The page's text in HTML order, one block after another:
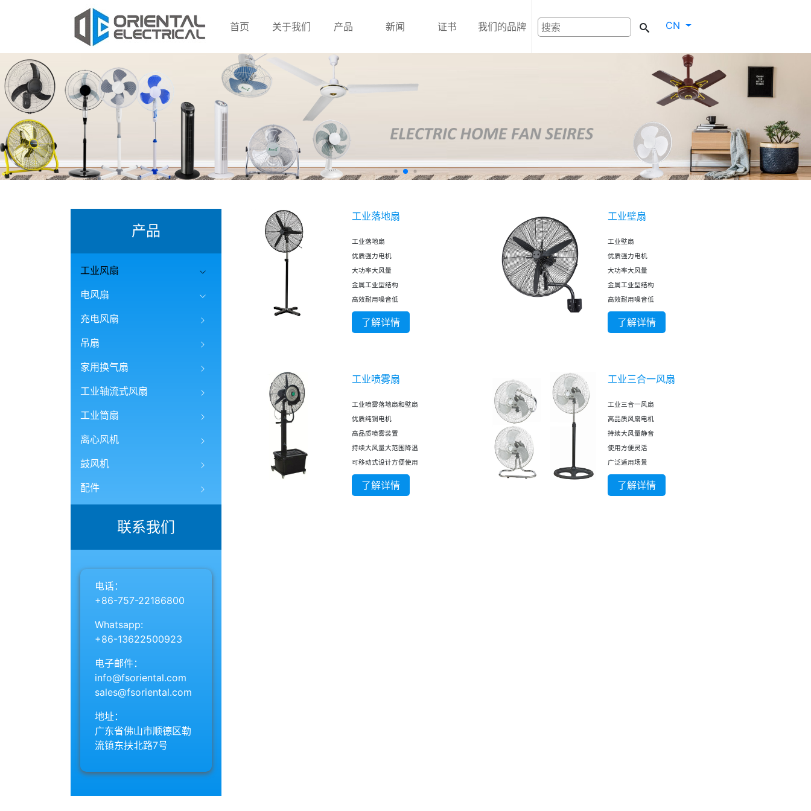
首页 关于我们 产品 新闻 证书 我们的品牌 CN
产品
工业风扇
电风扇
充电风扇
吊扇
家用换气扇
工业轴流式风扇
工业筒扇
离心风机
鼓风机
配件
联系我们
电话：
+86-757-22186800
Whatsapp:
+86-13622500923
电子邮件：
info@fsoriental.com
sales@fsoriental.com
地址：
广东省佛山市顺德区勒
流镇东扶北路7号
工业落地扇
工业落地扇
优质强力电机
大功率大风量
金属工业型结构
高效耐用噪音低
了解详情
工业壁扇
工业壁扇
优质强力电机
大功率大风量
金属工业型结构
高效耐用噪音低
了解详情
工业喷雾扇
工业喷雾落地扇和壁扇
优质纯铜电机
高品质喷雾装置
持续大风量大范围降温
可移动式设计方便使用
了解详情
工业三合一风扇
工业三合一风扇
高品质风扇电机
持续大风量静音
使用方便灵活
广泛适用场景
了解详情